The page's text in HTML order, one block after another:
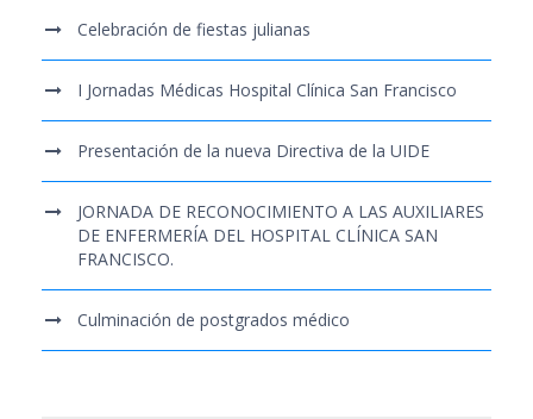
Celebración de fiestas julianas
I Jornadas Médicas Hospital Clínica San Francisco
Presentación de la nueva Directiva de la UIDE
JORNADA DE RECONOCIMIENTO A LAS AUXILIARES
DE ENFERMERÍA DEL HOSPITAL CLÍNICA SAN
FRANCISCO.
Culminación de postgrados médico